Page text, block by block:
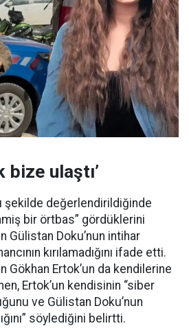
bize ulaştı’
şekilde değerlendirildiğinde
bir örtbas” gördüklerini
Gülistan Doku’nun intihar
kırılamadığını ifade etti.
Gökhan Ertok’un da kendilerine
Ertok’un kendisinin “siber
ve Gülistan Doku’nun
söylediğini belirtti.